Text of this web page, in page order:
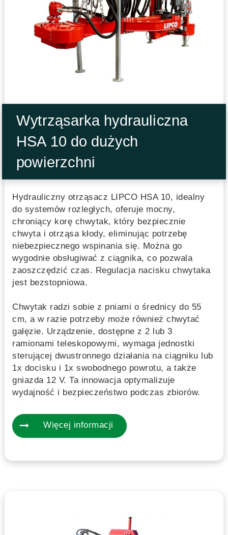
Wytrząsarka hydrauliczna
HSA 10 do dużych
powierzchni
Hydrauliczny otrząsacz LIPCO HSA 10, idealny
do systemów rozległych, oferuje mocny,
chroniący korę chwytak, który bezpiecznie
chwyta i otrząsa kłody, eliminując potrzebę
niebezpiecznego wspinania się. Można go
wygodnie obsługiwać z ciągnika, co pozwala
zaoszczędzić czas. Regulacja nacisku chwytaka
jest bezstopniowa.
Chwytak radzi sobie z pniami o średnicy do 55
cm, a w razie potrzeby może również chwytać
gałęzie. Urządzenie, dostępne z 2 lub 3
ramionami teleskopowymi, wymaga jednostki
sterującej dwustronnego działania na ciągniku lub
1x docisku i 1x swobodnego powrotu, a także
gniazda 12 V. Ta innowacja optymalizuje
wydajność i bezpieczeństwo podczas zbiorów.
Więcej informacji